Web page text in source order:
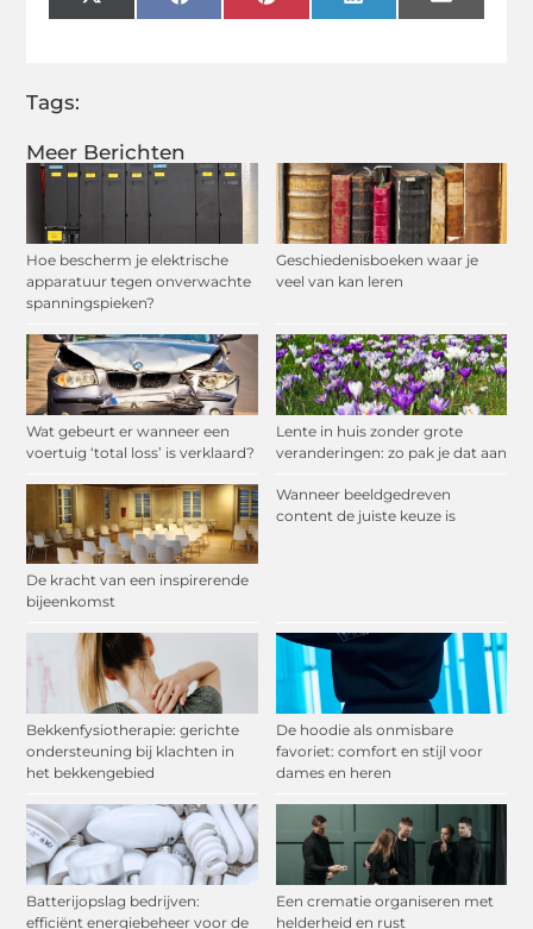
Meer Berichten
Hoe bescherm je elektrische
apparatuur tegen onverwachte
spanningspieken?
Geschiedenisboeken waar je
veel van kan leren
Wat gebeurt er wanneer een
voertuig ‘total loss’ is verklaard?
Lente in huis zonder grote
veranderingen: zo pak je dat aan
De kracht van een inspirerende
bijeenkomst
Wanneer beeldgedreven
content de juiste keuze is
Bekkenfysiotherapie: gerichte
ondersteuning bij klachten in
het bekkengebied
De hoodie als onmisbare
favoriet: comfort en stijl voor
dames en heren
Batterijopslag bedrijven:
efficiënt energiebeheer voor de
Een crematie organiseren met
helderheid en rust
(Twitter)
Tags: